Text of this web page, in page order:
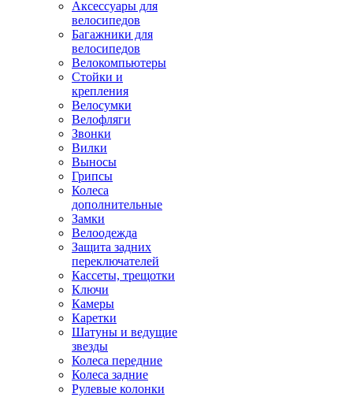
Аксессуары для
велосипедов
Багажники для
велосипедов
Велокомпьютеры
Стойки и
крепления
Велосумки
Велофляги
Звонки
Вилки
Выносы
Грипсы
Колеса
дополнительные
Замки
Велоодежда
Защита задних
переключателей
Кассеты, трещотки
Ключи
Камеры
Каретки
Шатуны и ведущие
звезды
Колеса передние
Колеса задние
Рулевые колонки